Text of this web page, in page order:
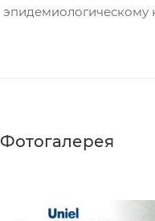
эпидемиологическому
Фотогалерея